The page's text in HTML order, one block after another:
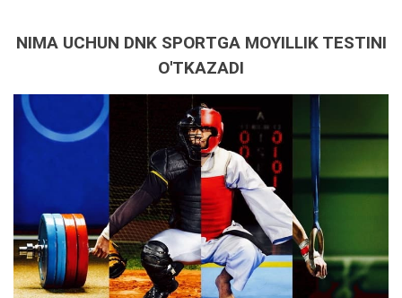
NIMA UCHUN DNK SPORTGA MOYILLIK TESTINI
O'TKAZADI